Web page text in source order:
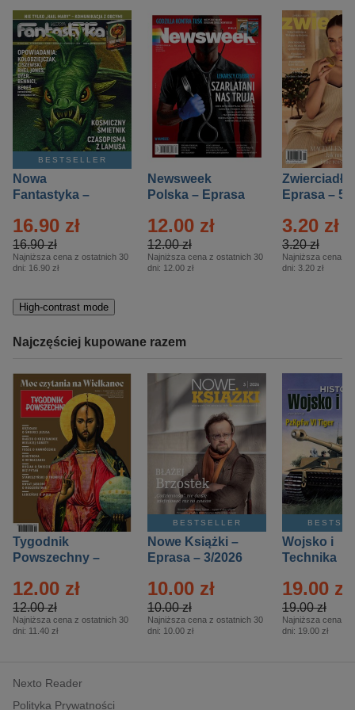
BESTSELLER
Nowa
Fantastyka –
16.90 zł
16.90 zł
Najniższa cena z ostatnich 30
dni: 16.90 zł
Newsweek
Polska – Eprasa
12.00 zł
12.00 zł
Najniższa cena z ostatnich 30
dni: 12.00 zł
Zwierciadło
Eprasa – 5/
3.20 zł
3.20 zł
Najniższa cena z
dni: 3.20 zł
High-contrast mode
Najczęściej kupowane razem
Tygodnik
Powszechny –
12.00 zł
12.00 zł
Najniższa cena z ostatnich 30
dni: 11.40 zł
BESTSELLER
Nowe Książki –
Eprasa – 3/2026
10.00 zł
10.00 zł
Najniższa cena z ostatnich 30
dni: 10.00 zł
Wojsko i
Technika
– 2/2026
19.00 zł
19.00 zł
Najniższa cena z
dni: 19.00 zł
Nexto Reader
Polityka Prywatności